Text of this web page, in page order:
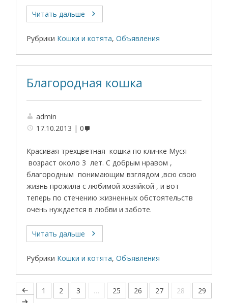
Читать дальше
Рубрики Кошки и котята,Объявления
Благородная кошка
admin
17.10.2013
0
Красивая трехцветная кошка по кличке Муся
возраст около 3 лет. С добрым нравом ,
благородным понимающим взглядом ,всю свою
жизнь прожила с любимой хозяйкой , и вот
теперь по стечению жизненных обстоятельств
очень нуждается в любви и заботе.
Читать дальше
Рубрики Кошки и котята,Объявления
1 2 3 … 25 26 27 28 29